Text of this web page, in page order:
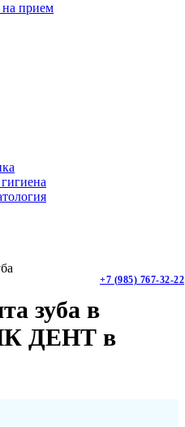
на прием
+7 (985) 767-32-22
зуба в
ДЕНТ в